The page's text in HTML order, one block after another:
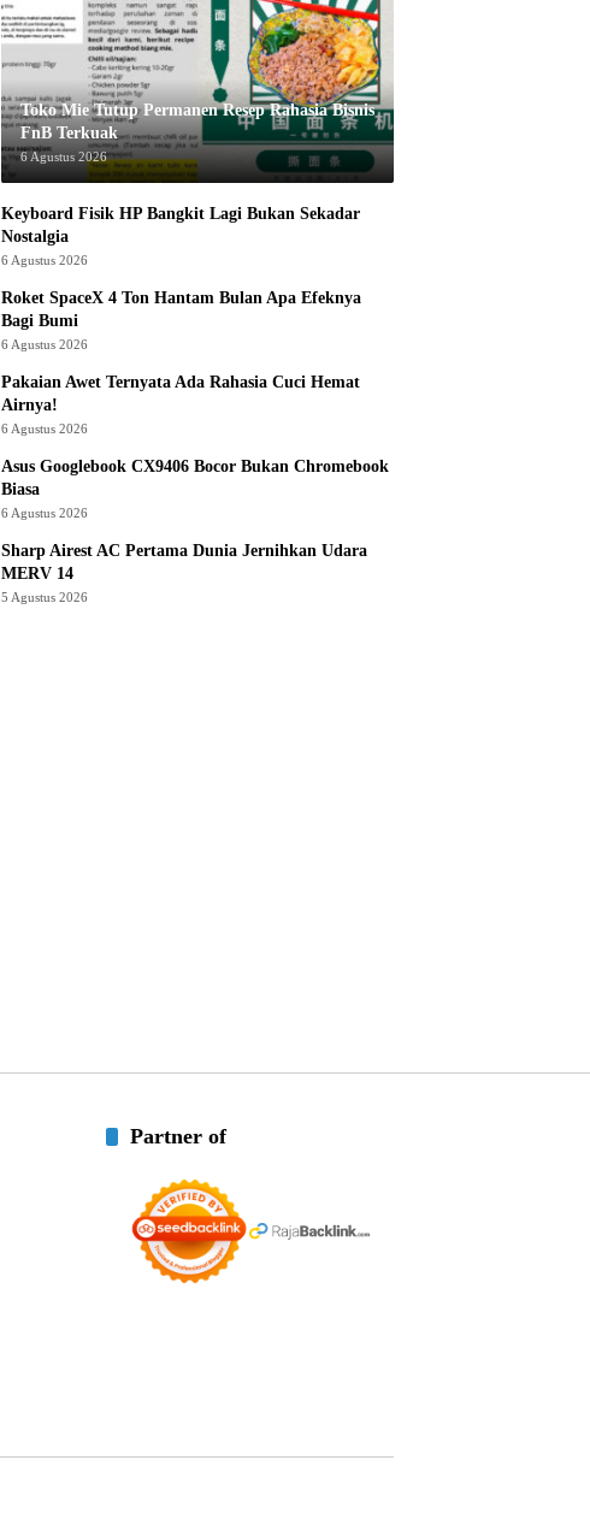
Toko Mie Tutup Permanen Resep Rahasia Bisnis
FnB Terkuak
6 Agustus 2026
Keyboard Fisik HP Bangkit Lagi Bukan Sekadar
Nostalgia
6 Agustus 2026
Roket SpaceX 4 Ton Hantam Bulan Apa Efeknya
Bagi Bumi
6 Agustus 2026
Pakaian Awet Ternyata Ada Rahasia Cuci Hemat
Airnya!
6 Agustus 2026
Asus Googlebook CX9406 Bocor Bukan Chromebook
Biasa
6 Agustus 2026
Sharp Airest AC Pertama Dunia Jernihkan Udara
MERV 14
5 Agustus 2026
Partner of